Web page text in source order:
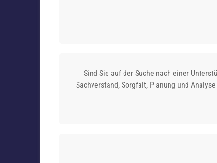
Sind Sie auf der Suche nach einer
Sachverstand, Sorgfalt, Planung und